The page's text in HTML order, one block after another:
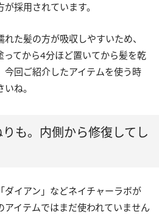
採用されています。
た髪の方が吸収しやすいため、
ってから4分ほど置いてから髪を乾
今回ご紹介したアイテムを使う時
ね。
も。内側から修復してし
ダイアン」などネイチャーラボが
アイテムではまだ使われていません